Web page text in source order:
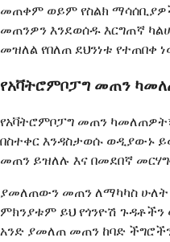
መጠቀም ወይም የስልክ
መጠንዎን እንደወሰዱ እርግጠኛ
መዝለል የበለጠ ደህንነቱ የተጠበቀ
የአቫትሮምቦፓግ መጠን
የአቫትሮምቦፓግ መጠን
በስተቀር እንዳስታወሱ ወዲያውኑ
መጠን ይዝለሉ እና በመደበኛ
ያመለጠውን መጠን ለማካካስ
ምክንያቱም ይህ የጎንዮሽ
አንድ ያመለጠ መጠን ከባድ